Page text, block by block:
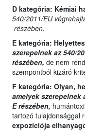
D kategória: Kémiai
540/2011/EU
részében.
E kategória:
szerepelnek az 540/
részében, de nem
szempontból kizáró
F kategória: Olyan,
amelyek szerepelnek
E részében,
tartozó tulajdonsággal
expozíciója